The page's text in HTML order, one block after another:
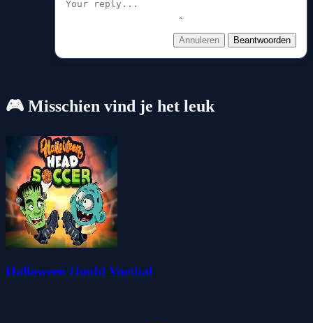
Annuleren Beantwoorden
🎮 Misschien vind je het leuk
Halloween Hoofd Voetbal